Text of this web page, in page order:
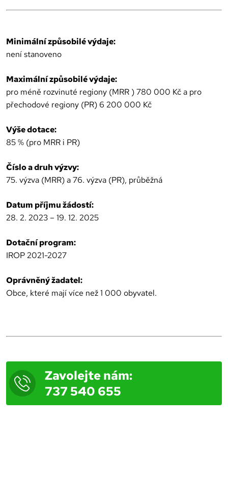
Minimální způsobilé výdaje:
není stanoveno
Maximální způsobilé výdaje:
pro méně rozvinuté regiony (MRR ) 780 000 Kč a pro
přechodové regiony (PR) 6 200 000 Kč
Výše dotace:
85 % (pro MRR i PR)
Číslo a druh výzvy:
75. výzva (MRR) a 76. výzva (PR), průběžná
Datum příjmu žádostí:
28. 2. 2023 – 19. 12. 2025
Dotační program:
IROP 2021-2027
Oprávněný žadatel:
Obce, které mají více než 1 000 obyvatel.
Zavolejte nám:
737 540 655